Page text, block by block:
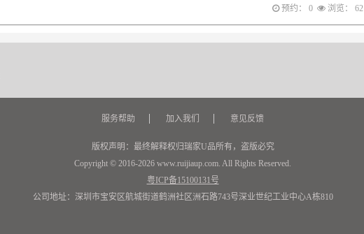
预约： 0 浏览： 62
服务帮助 加入我们 意见反馈
版权声明：最终解释权归瑞家U品所有，盗版必究
Copyright © 2016-2026 www.ruijiaup.com. All Rights Reserved.
粤ICP备15100131号
公司地址：深圳市宝安区航城街道鹤洲社区洲石路743号深业世纪工业中心A栋810